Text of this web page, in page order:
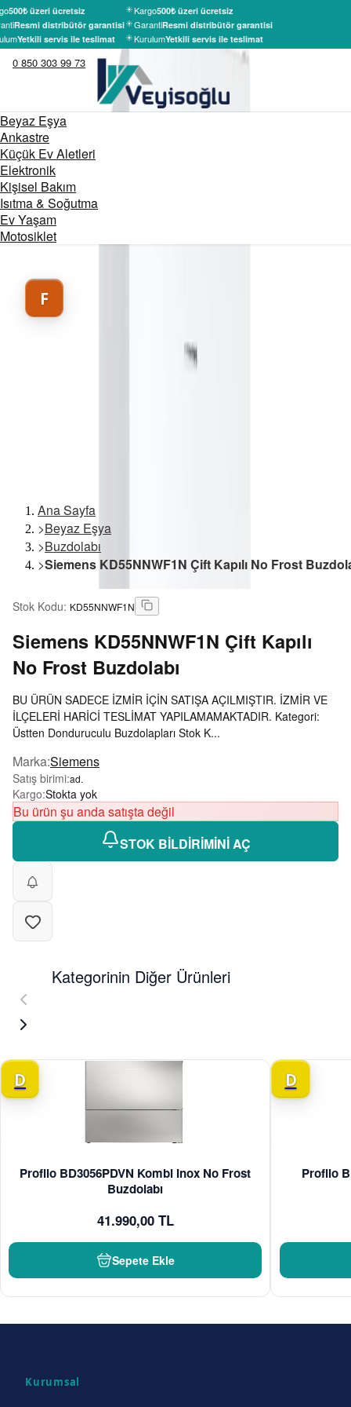
500₺ üzeri ücretsiz
Resmi distribütör garantisi
Yetkili servis ile teslimat
Kargo500₺ üzeri ücretsiz
GarantiResmi distribütör garantisi
KurulumYetkili servis ile teslimat
0 850 303 99 73
Beyaz Eşya
Ankastre
Küçük Ev Aletleri
Elektronik
Kişisel Bakım
Isıtma & Soğutma
Ev Yaşam
Motosiklet
F
Ana Sayfa
>Beyaz Eşya
>Buzdolabı
>Siemens KD55NNWF1N Çift Kapılı No Frost
Stok Kodu: KD55NNWF1N
Siemens KD55NNWF1N Çift Kapılı
No Frost Buzdolabı
BU ÜRÜN SADECE İZMİR İÇİN SATIŞA AÇILMIŞTIR. İZMİR VE
İLÇELERİ HARİCİ TESLİMAT YAPILAMAMAKTADIR. Kategori:
Üstten Donduruculu Buzdolapları Stok K...
Marka:Siemens
Satış birimi:ad.
Kargo:Stokta yok
Bu ürün şu anda satışta değil
STOK BİLDİRİMİNİ AÇ
Kategorinin Diğer Ürünleri
D
Profilo BD3056PDVN Kombi Inox No Frost
Buzdolabı
41.990,00 TL
Sepete Ekle
D
Profilo
Kurumsal